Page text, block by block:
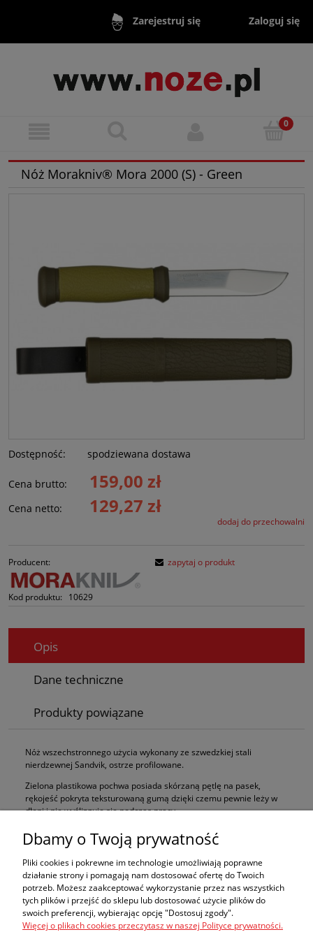
Zarejestruj się Zaloguj się
Nóż Morakniv® Mora 2000 (S) - Green
Dostępność: spodziewana dostawa
Cena brutto: 159,00 zł
Cena netto: 129,27 zł
dodaj do przechowalni
Producent:
Kod produktu: 10629
zapytaj o produkt
Opis
Dane techniczne
Produkty powiązane
Nóż wszechstronnego użycia wykonany ze szwedzkiej stali
nierdzewnej Sandvik, ostrze profilowane.
Zielona plastikowa pochwa posiada skórzaną pętlę na pasek,
rękojeść pokryta teksturowaną gumą dzięki czemu pewnie leży w
dłoni i nie wyślizguje się podczas pracy.
Nóż szczególnie lubiany przez myśliwych i wędkarzy oraz chętnie
wykorzystywany przez miłośników aktywnego spędzania czasu.
Zakupy
Dbamy o Twoją prywatność
Pliki cookies i pokrewne im technologie umożliwiają poprawne
działanie strony i pomagają nam dostosować ofertę do Twoich
potrzeb. Możesz zaakceptować wykorzystanie przez nas wszystkich
tych plików i przejść do sklepu lub dostosować użycie plików do
swoich preferencji, wybierając opcję "Dostosuj zgody".
Więcej o plikach cookies przeczytasz w naszej Polityce prywatności.